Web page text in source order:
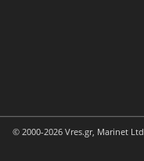
© 2000-2026 Vres.gr, Marinet Ltd